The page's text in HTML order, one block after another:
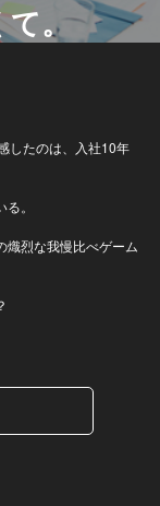
て。
したのは、入社10年
。
熾烈な我慢比べゲーム